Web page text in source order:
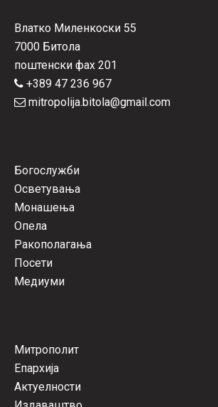
Влатко Миленкоски 55
7000 Битола
поштенски фах 201
+389 47 236 967
mitropolija.bitola@gmail.com
Богослужби
Осветувања
Монашења
Опела
Ракополагања
Посети
Медиуми
Митрополит
Епархија
Актуелности